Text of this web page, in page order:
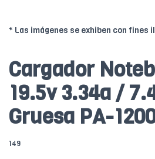
* Las imágenes se exhiben con fines
Cargador
19.5v 3.34a /
Gruesa PA-
149